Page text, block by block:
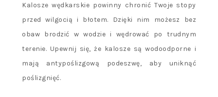
Kalosze wędkarskie powinny chronić Twoje stopy
przed wilgocią i błotem. Dzięki nim możesz bez
obaw brodzić w wodzie i wędrować po trudnym
terenie. Upewnij się, że kalosze są wodoodporne i
mają antypoślizgową podeszwę, aby uniknąć
poślizgnięć.